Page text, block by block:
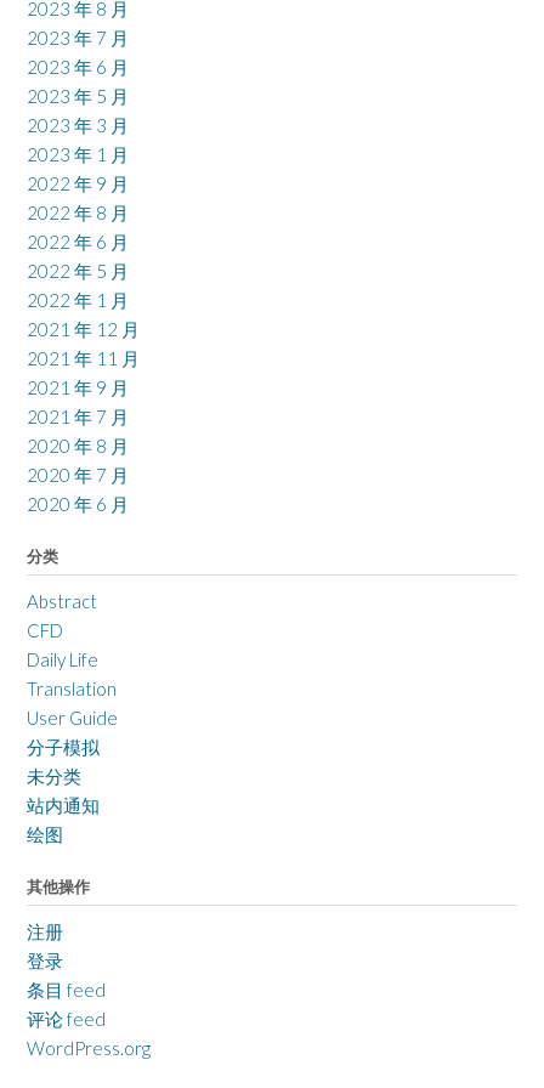
2023 年 8 月
2023 年 7 月
2023 年 6 月
2023 年 5 月
2023 年 3 月
2023 年 1 月
2022 年 9 月
2022 年 8 月
2022 年 6 月
2022 年 5 月
2022 年 1 月
2021 年 12 月
2021 年 11 月
2021 年 9 月
2021 年 7 月
2020 年 8 月
2020 年 7 月
2020 年 6 月
分类
Abstract
CFD
Daily Life
Translation
User Guide
分子模拟
未分类
站内通知
绘图
其他操作
注册
登录
条目 feed
评论 feed
WordPress.org